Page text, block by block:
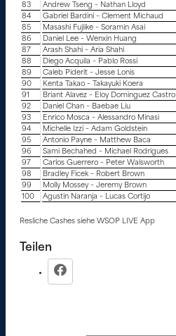
83
Andrew Tseng – Nathan Lloyd
84
Gabriel Bardini – Clement Michaud
85
Masashi Fujiike – Soramin Asai
86
Daniel Lee – Wenxin Huang
87
Arash Shahi – Aria Shahi
88
Diego Acquila – Pablo Rossi
89
Caleb Piderit – Jesse Lonis
90
Kenta Takao – Takayuki Koera
91
Briant Alavez – Eloy Dominguez Castro
92
Daniel Chan – Baebae Liu
93
Enrico Mosca – Alessandro Minasi
94
Michelle Izzi – Adam Goldstein
95
Antonio Payne – Matthew Baca
96
Sami Bechahed – Michael Rodrigues
97
Carlos Guerrero – Peter Walsworth
98
Bradley Ficek – Robert Brown
99
Molly Mossey – Jeremy Brown
100
Agustin Naranja – Lucas Cortijo
Resliche Cashes siehe WSOP LIVE App
Teilen